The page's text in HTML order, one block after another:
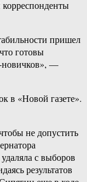
корреспонденты
пришел
готовы
новичков», —
в «Новой газете».
не допустить
с выборов
результатов